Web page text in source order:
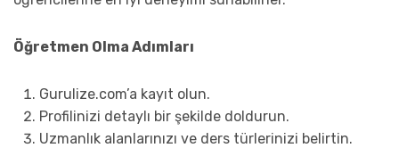
Öğretmen Olma Adımları
Gurulize.com’a kayıt olun.
Profilinizi detaylı bir şekilde doldurun.
Uzmanlık alanlarınızı ve ders türlerinizi belirtin.